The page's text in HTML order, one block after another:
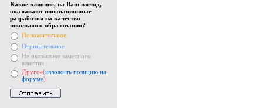
Какое влияние, на Ваш взгляд,
оказывают инновационные
разработки на качество
школьного образования?
Положительное
Отрицательное
Не оказывают заметного
влияния
Другое(изложить позицию на
форуме)